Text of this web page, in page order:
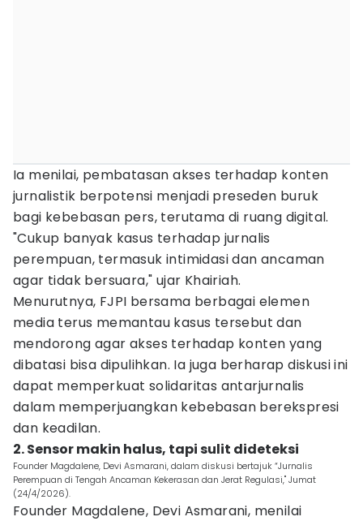
Ia menilai, pembatasan akses terhadap konten
jurnalistik berpotensi menjadi preseden buruk
bagi kebebasan pers, terutama di ruang digital.
"Cukup banyak kasus terhadap jurnalis
perempuan, termasuk intimidasi dan ancaman
agar tidak bersuara," ujar Khairiah.
Menurutnya, FJPI bersama berbagai elemen
media terus memantau kasus tersebut dan
mendorong agar akses terhadap konten yang
dibatasi bisa dipulihkan. Ia juga berharap diskusi ini
dapat memperkuat solidaritas antarjurnalis
dalam memperjuangkan kebebasan berekspresi
dan keadilan.
2. Sensor makin halus, tapi sulit dideteksi
Founder Magdalene, Devi Asmarani, dalam diskusi bertajuk “Jurnalis
Perempuan di Tengah Ancaman Kekerasan dan Jerat Regulasi," Jumat
(24/4/2026).
Founder Magdalene, Devi Asmarani, menilai